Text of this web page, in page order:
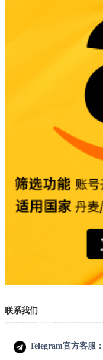
联系我们
Telegram官方客服